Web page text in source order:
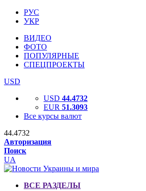
РУС
УКР
ВИДЕО
ФОТО
ПОПУЛЯРНЫЕ
СПЕЦПРОЕКТЫ
USD
USD 44.4732
EUR 51.3093
Все курсы валют
44.4732
Авторизация
Поиск
UA
ВСЕ РАЗДЕЛЫ